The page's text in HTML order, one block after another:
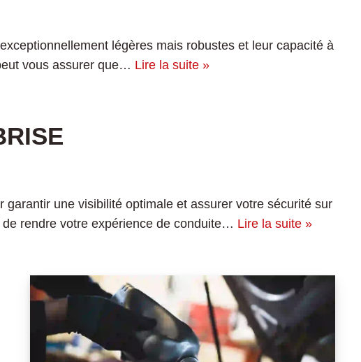
légères mais robustes et leur capacité à
vous assurer que… Lire la suite »
une visibilité optimale et assurer votre sécurité sur
rendre votre expérience de conduite… Lire la suite »